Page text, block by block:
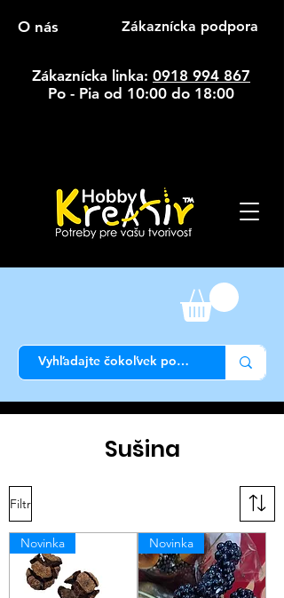
O nás Zákaznícka podpora
Zákaznícka linka: 0918 994 867
Po - Pia od 10:00 do 18:00
Sušina
Filtr
Novinka Novinka